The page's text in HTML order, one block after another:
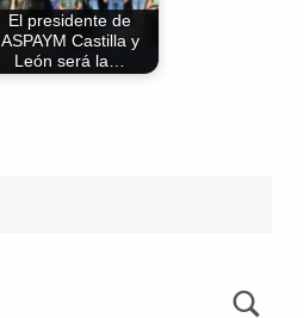
El presidente de
ASPAYM Castilla y
León será la…